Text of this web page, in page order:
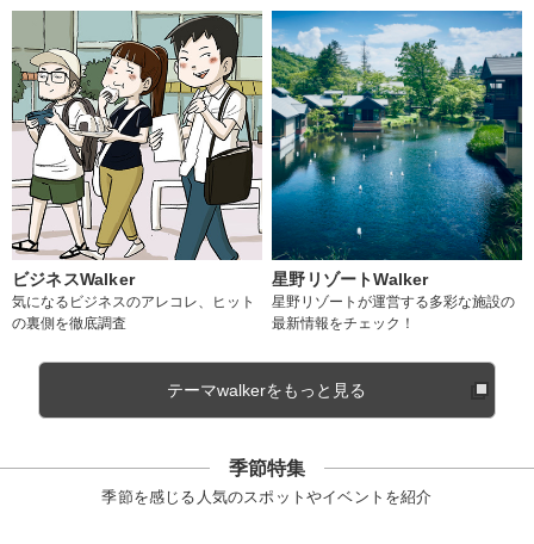
ビジネスWalker
気になるビジネスのアレコレ、ヒット
の裏側を徹底調査
星野リゾートWalker
星野リゾートが運営する多彩な施設の
最新情報をチェック！
テーマwalkerをもっと見る
季節特集
季節を感じる人気のスポットやイベントを紹介